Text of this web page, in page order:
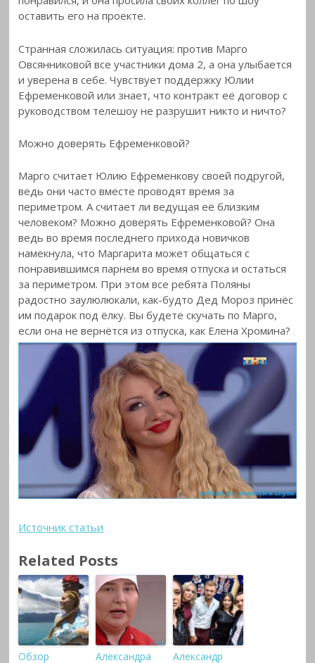
оставить его на проекте.
Странная сложилась ситуация: против Марго
Овсянниковой все участники дома 2, а она улыбается
и уверена в себе. Чувствует поддержку Юлии
Ефременковой или знает, что контракт её договор с
руководством телешоу не разрушит никто и ничто?
Можно доверять Ефременковой?
Марго считает Юлию Ефременкову своей подругой,
ведь они часто вместе проводят время за
периметром. А считает ли ведущая её близким
человеком? Можно доверять Ефременковой? Она
ведь во время последнего прихода новичков
намекнула, что Маргарита может общаться с
понравившимся парнем во время отпуска и остаться
за периметром. При этом все ребята Поляны
радостно заулюлюкали, как-будто Дед Мороз принёс
им подарок под ёлку. Вы будете скучать по Марго,
если она не вернётся из отпуска, как Елена Хромина?
Источник статьи
Related Posts
Обзор Александра Александр